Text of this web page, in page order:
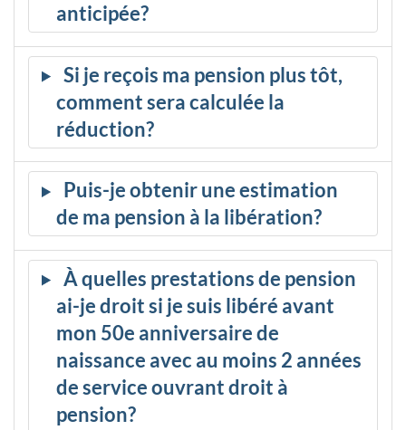
anticipée?
Si je reçois ma pension plus tôt,
comment sera calculée la
réduction?
Puis-je obtenir une estimation
de ma pension à la libération?
À quelles prestations de pension
ai-je droit si je suis libéré avant
mon 50e anniversaire de
naissance avec au moins 2 années
de service ouvrant droit à
pension?